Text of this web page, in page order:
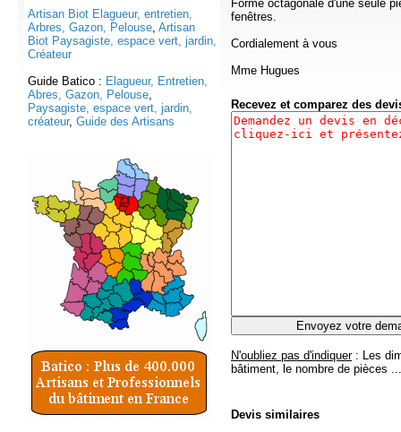
Artisan Biot Elagueur, entretien,
Arbres, Gazon, Pelouse, Artisan
Biot Paysagiste, espace vert, jardin,
Créateur
Guide Batico : Elagueur, Entretien,
Abres, Gazon, Pelouse,
Paysagiste, espace vert, jardin,
créateur, Guide des Artisans
Forme octagonale d'une seule
fenêtres.
Cordialement à vous
Mme Hugues
Recevez et comparez des
N'oubliez pas d'indiquer: Les
bâtiment, le nombre de pièces ...
Devis similaires